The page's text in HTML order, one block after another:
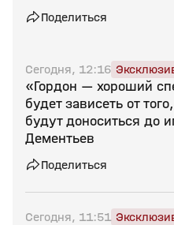
Поделиться
Сегодня, 12:16
«Гордон — хороший
будет зависеть от
будут доноситься до
Дементьев
Поделиться
Сегодня, 11:51